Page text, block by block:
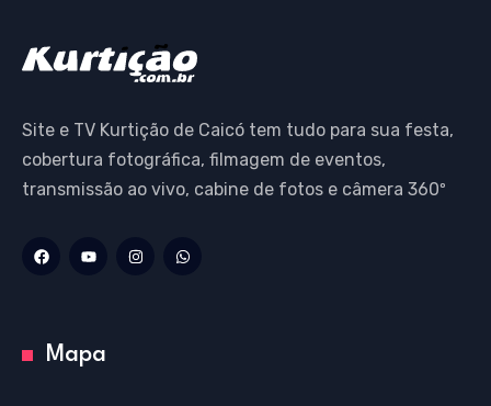
Site e TV Kurtição de Caicó tem tudo para sua festa,
cobertura fotográfica, filmagem de eventos,
transmissão ao vivo, cabine de fotos e câmera 360º
Mapa